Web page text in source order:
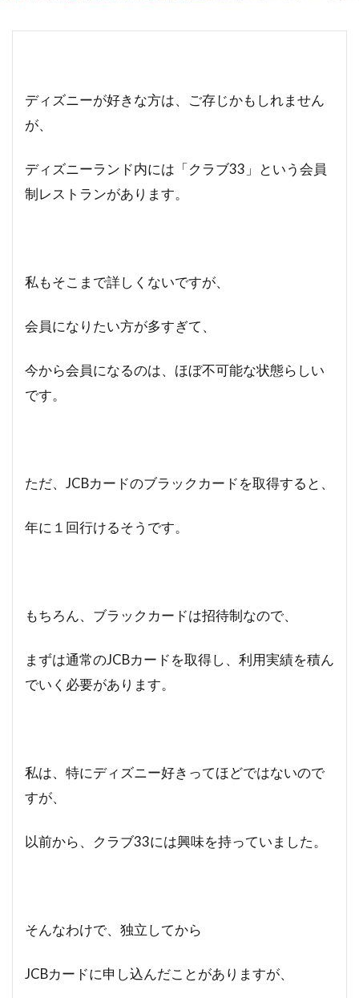
ディズニーが好きな方は、ご存じかもしれません
が、
ディズニーランド内には「クラブ33」という会員
制レストランがあります。
私もそこまで詳しくないですが、
会員になりたい方が多すぎて、
今から会員になるのは、ほぼ不可能な状態らしい
です。
ただ、JCBカードのブラックカードを取得すると、
年に１回行けるそうです。
もちろん、ブラックカードは招待制なので、
まずは通常のJCBカードを取得し、利用実績を積ん
でいく必要があります。
私は、特にディズニー好きってほどではないので
すが、
以前から、クラブ33には興味を持っていました。
そんなわけで、独立してから
JCBカードに申し込んだことがありますが、